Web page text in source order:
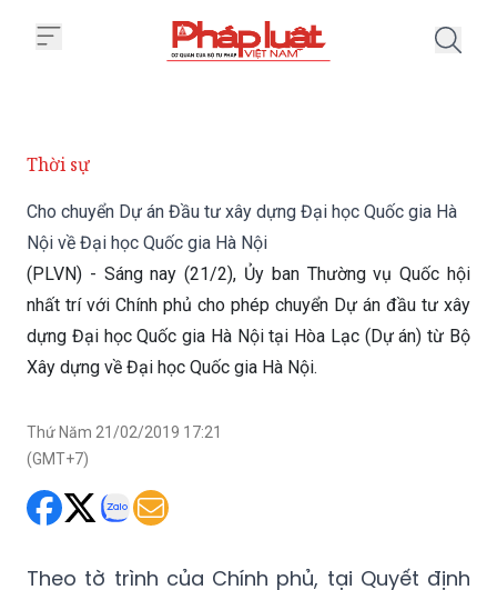
Thời sự
Cho chuyển Dự án Đầu tư xây dựng Đại học Quốc gia Hà
Nội về Đại học Quốc gia Hà Nội
(PLVN) - Sáng nay (21/2), Ủy ban Thường vụ Quốc hội
nhất trí với Chính phủ cho phép chuyển Dự án đầu tư xây
Xây dựng về Đại học Quốc gia Hà Nội.
Thứ Năm 21/02/2019 17:21